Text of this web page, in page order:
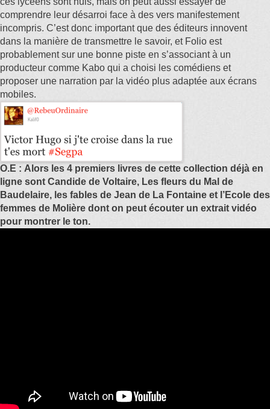
comprendre leur désarroi face à des vers manifestement
incompris. C’est donc important que des éditeurs innovent
dans la manière de transmettre le savoir, et Folio est
probablement sur une bonne piste en s’associant à un
producteur comme Kabo qui a choisi les comédiens et
proposer une narration par la vidéo plus adaptée aux écrans
mobiles.
O.E : Alors les 4 premiers livres de cette collection déjà en
ligne sont Candide de Voltaire, Les fleurs du Mal de
Baudelaire, les fables de Jean de La Fontaine et l’Ecole des
femmes de Molière dont on peut écouter un extrait vidéo
pour montrer le ton.